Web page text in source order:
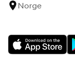
Norge